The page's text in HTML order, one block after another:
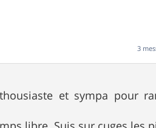
3
et sympa pour